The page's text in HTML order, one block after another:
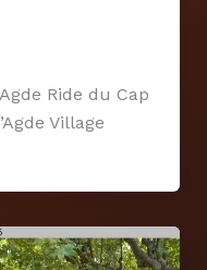
Ride du Cap
Village